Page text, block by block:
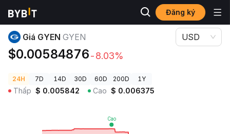
Đăng ký
Giá Tiền Điện Tử
Giá GYEN GYEN
$0.00584876-8.03%
USD
24H 7D 14D 30D 60D 200D 1Y
Thấp $ 0.005842 Cao $ 0.006375